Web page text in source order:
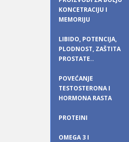
KONCETRACIJU I
MEMORIJU
LIBIDO, POTENCIJA,
PLODNOST, ZAŠTITA
PROSTATE..
POVEĆANJE
TESTOSTERONA I
HORMONA RASTA
PROTEINI
OMEGA 3 I